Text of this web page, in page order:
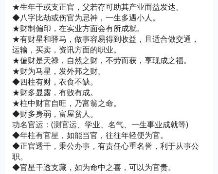
★生年干或支正官，父若存可助其产业而益发达。
◆八字比劫或伤官为忌神，一生多遇小人。
★财制偏印，在实业方面会有所成就。
★有财星和驿马，做事容易得到收益，且适合做交通，
运输，买卖，资讯方面的职业。
★偏财是天禄，自然之财，不劳而获，享现成之福。
★财为马星，发外邦之财。
◆四柱有财，衣食不缺。
★财多显露，有败有成。
★柱中财官自旺，乃富翁之命。
◆财多身弱，富屋贫人。
功名官运：(测官运、学业、名气、一生事业成就等)
◆年柱有官星，如能当官，往往年轻便为官。
◆正官透干，秉公办事，有责任心重名誉，利于从事公
职。
◆官星干透支藏，如为命中之喜，可以为官贵。